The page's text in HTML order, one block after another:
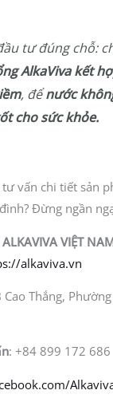
tư đúng chỗ:
AlkaViva kết
, đểnước
cho sức khỏe.
vấn chi tiết sản
Đừng ngần
VIỆT
alkaviva.vn
Cao Thắng,
: +84 899 172 686